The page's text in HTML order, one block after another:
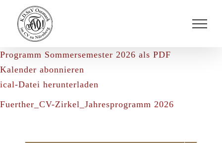
Inhalt
springen
Programm Sommersemester 2026 als PDF
Kalender abonnieren
ical-Datei herunterladen
Fuerther_CV-Zirkel_Jahresprogramm 2026